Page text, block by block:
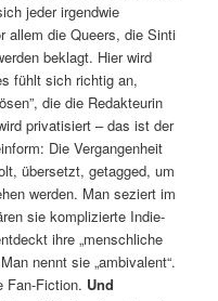
jeder irgendwie
allem die Queers, die Sinti
beklagt. Hier wird
fühlt sich richtig an,
die die Redakteurin
privatisiert – das ist der
Die Vergangenheit
übersetzt, getagged, um
werden. Man seziert im
sie komplizierte Indie-
ihre „menschliche
nennt sie „ambivalent“.
Fan-Fiction. Und